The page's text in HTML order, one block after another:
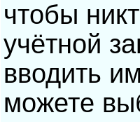
чтобы
учётной
вводить
можете